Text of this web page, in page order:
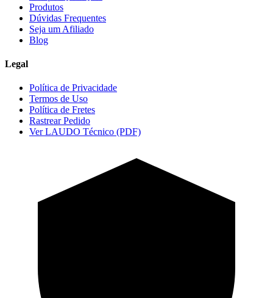
Produtos
Dúvidas Frequentes
Seja um Afiliado
Blog
Legal
Política de Privacidade
Termos de Uso
Política de Fretes
Rastrear Pedido
Ver LAUDO Técnico (PDF)